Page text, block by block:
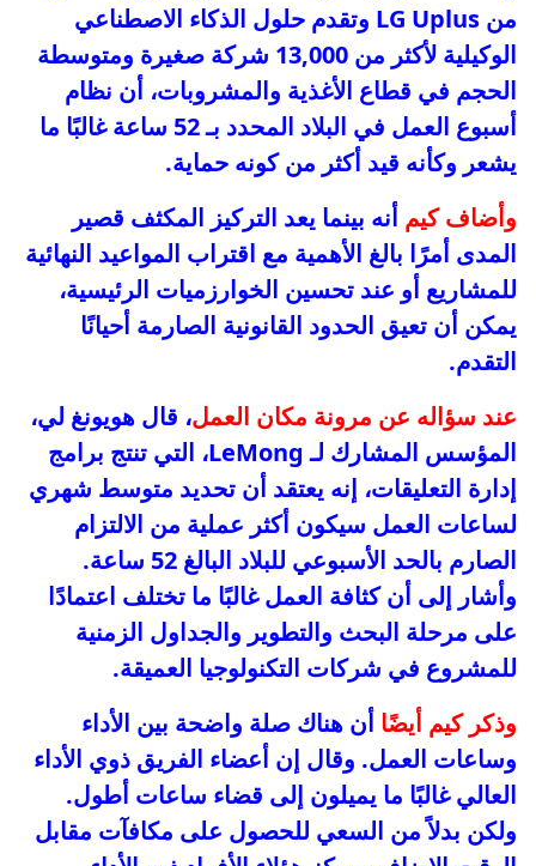
من LG Uplus وتقدم حلول الذكاء الاصطناعي
الوكيلية لأكثر من 13,000 شركة صغيرة ومتوسطة
الحجم في قطاع الأغذية والمشروبات، أن نظام
أسبوع العمل في البلاد المحدد بـ 52 ساعة غالبًا ما
يشعر وكأنه قيد أكثر من كونه حماية.
وأضاف كيم أنه بينما يعد التركيز المكثف قصير
المدى أمرًا بالغ الأهمية مع اقتراب المواعيد النهائية
للمشاريع أو عند تحسين الخوارزميات الرئيسية،
يمكن أن تعيق الحدود القانونية الصارمة أحيانًا
التقدم.
عند سؤاله عن مرونة مكان العمل، قال هويونغ لي،
المؤسس المشارك لـ LeMong، التي تنتج برامج
إدارة التعليقات، إنه يعتقد أن تحديد متوسط شهري
لساعات العمل سيكون أكثر عملية من الالتزام
الصارم بالحد الأسبوعي للبلاد البالغ 52 ساعة.
وأشار إلى أن كثافة العمل غالبًا ما تختلف اعتمادًا
على مرحلة البحث والتطوير والجداول الزمنية
للمشروع في شركات التكنولوجيا العميقة.
وذكر كيم أيضًا أن هناك صلة واضحة بين الأداء
وساعات العمل. وقال إن أعضاء الفريق ذوي الأداء
العالي غالبًا ما يميلون إلى قضاء ساعات أطول.
ولكن بدلاً من السعي للحصول على مكافآت مقابل